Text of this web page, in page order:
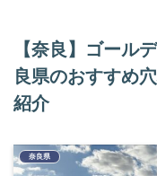
【奈良】ゴール
良県のおすすめ
紹介
奈良県